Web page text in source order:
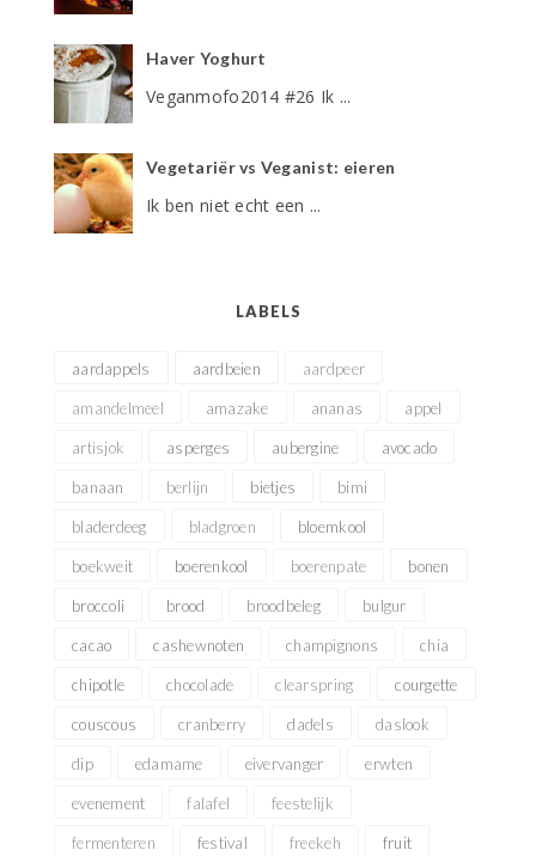
Haver Yoghurt
Veganmofo2014 #26 Ik ...
Vegetariër vs Veganist: eieren
Ik ben niet echt een ...
LABELS
aardappels aardbeien aardpeer
amandelmeel amazake ananas appel
artisjok asperges aubergine avocado
banaan berlijn bietjes bimi
bladerdeeg bladgroen bloemkool
boekweit boerenkool boerenpate bonen
broccoli brood broodbeleg bulgur
cacao cashewnoten champignons chia
chipotle chocolade clearspring courgette
couscous cranberry dadels daslook
dip edamame eivervanger erwten
evenement falafel feestelijk
fermenteren festival freekeh fruit